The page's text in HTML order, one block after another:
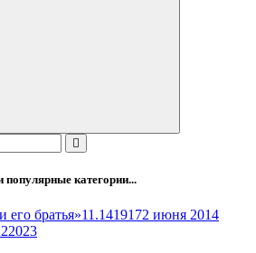
категории...
его братья»11.1419172 июня 2014
2023